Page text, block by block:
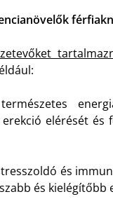
elérését
és
és kielégítőbb